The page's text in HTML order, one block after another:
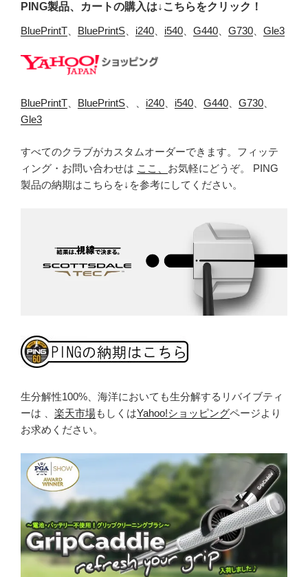
PING製品、カートの購入は↓こちらをクリック！
BluePrintT BluePrintS i240 i540 G440 G730 Gle3
BluePrintT BluePrintS i240 i540 G440 G730
Gle3
すべてのクラブがカスタムオーダーできます。フィッテ
ィング・お問い合わせは ここ、 お気軽にどうぞ。 PING
製品の納期はこちらを↓を参考にしてください。
生分解性100%、海洋においても生分解するリバイブティ
ーは 、 楽天市場もしくはYahoo!ショッピングページより
お求めください。